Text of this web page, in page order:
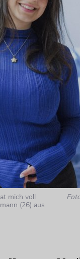
mich voll
(26) aus